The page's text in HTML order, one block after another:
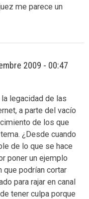
me parece un
2009 - 00:47
legacidad de las
a parte del vacío
de los que
¿Desde cuando
de lo que se hace
poner un ejemplo
podrían cortar
para rajar en canal
tener culpa porque